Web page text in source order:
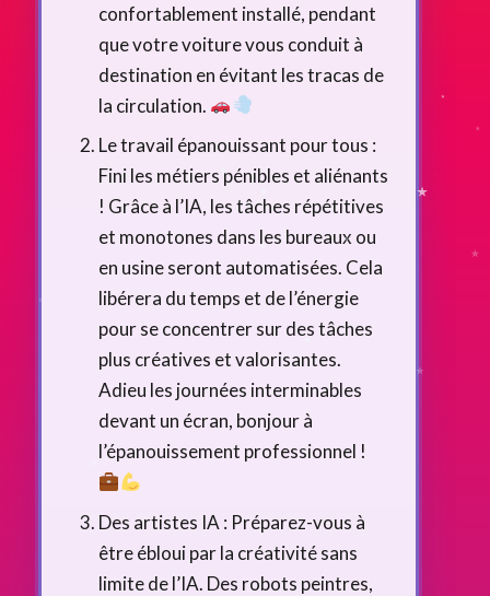
confortablement installé, pendant
que votre voiture vous conduit à
destination en évitant les tracas de
la circulation.
Le travail épanouissant pour tous :
Fini les métiers pénibles et aliénants
! Grâce à l’IA, les tâches répétitives
et monotones dans les bureaux ou
en usine seront automatisées. Cela
libérera du temps et de l’énergie
pour se concentrer sur des tâches
plus créatives et valorisantes.
Adieu les journées interminables
devant un écran, bonjour à
l’épanouissement professionnel !
Des artistes IA : Préparez-vous à
être ébloui par la créativité sans
limite de l’IA. Des robots peintres,